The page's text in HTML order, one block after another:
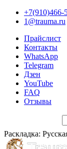
+7(910)466-
1@trauma.ru
Прайслист
Контакты
WhatsApp
Telegram
Дзен
YouTube
FAQ
Отзывы
Раскладка: